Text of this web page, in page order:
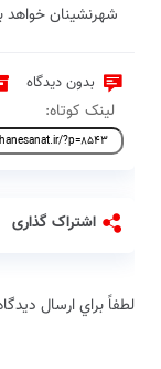
شهرنشینان خواهد
بدون دیدگاه
لینک کوتاه:
اشتراک گذاری
لطفاً براي ارسال